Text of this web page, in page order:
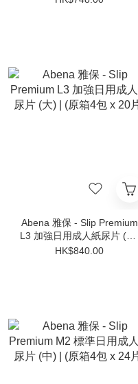
Abena 雅保 - Slip Premium
L3 加強日用成人紙尿片 (大)
| (原箱4包 x 20片)
HK$840.00